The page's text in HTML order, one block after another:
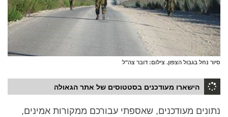
סיור נחל בגבול הצפון. צילום: דובר צה"ל
הישארו מעודכנים בסטטוסים של אתר הגאולה
נתונים מעודכנים, שאספתי עבורכם ממקורות אמינים,